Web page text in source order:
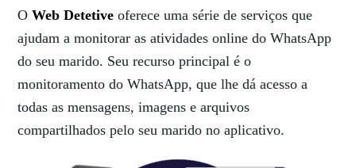
OWeb Detetive oferece uma série de serviços que
ajudam a monitorar as atividades online do WhatsApp
do seu marido. Seu recurso principal é o
monitoramento do WhatsApp, que lhe dá acesso a
todas as mensagens, imagens e arquivos
compartilhados pelo seu marido no aplicativo.